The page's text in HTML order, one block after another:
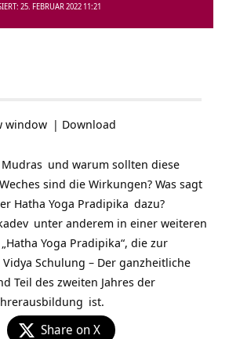
25. FEBRUAR 2022 11:21
window | Download
Mudras und warum sollten diese
sind die Wirkungen? Was sagt
Hatha Yoga Pradipika dazu?
unter anderem in einer weiteren
Yoga Pradipika“, die zur
Vidya Schulung – Der ganzheitliche
Teil des zweiten Jahres der
ist.
Share on X